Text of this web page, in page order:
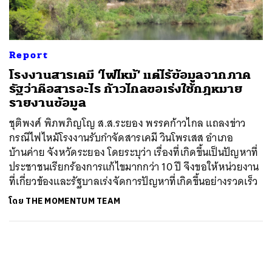
Report
โรงงานสารเคมี ‘ไฟไหม้’ แต่ไร้ข้อมูลจากภาค
รัฐว่าคือสารอะไร ก้าวไกลขอเร่งใช้กฎหมาย
รายงานข้อมูล
ชุติพงศ์ พิภพภิญโญ ส.ส.ระยอง พรรคก้าวไกล แถลงข่าว
กรณีไฟไหม้โรงงานรับกำจัดสารเคมี วินโพรเสส อำเภอ
บ้านค่าย จังหวัดระยอง โดยระบุว่า เรื่องที่เกิดขึ้นเป็นปัญหาที่
ประชาชนเรียกร้องการแก้ไขมากกว่า 10 ปี จึงขอให้หน่วยงาน
ที่เกี่ยวข้องและรัฐบาลเร่งจัดการปัญหาที่เกิดขึ้นอย่างรวดเร็ว
โดย THE MOMENTUM TEAM
ค้นหา